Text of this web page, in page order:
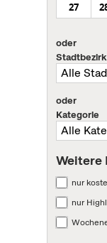
27
oder
Stadtbezirk
oder
Kategorie
Weitere
nur
nur